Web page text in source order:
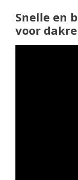
Snelle en
voor